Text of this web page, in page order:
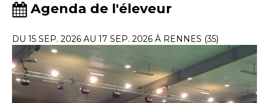
Agenda de l'éleveur
DU 15 SEP. 2026 AU 17 SEP. 2026 À RENNES (35)